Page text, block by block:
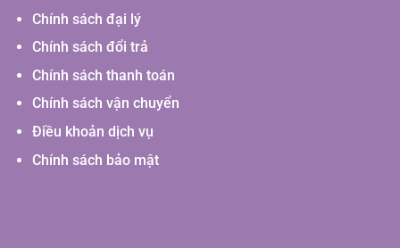
Chính sách đại lý
Chính sách đổi trả
Chính sách thanh toán
Chính sách vận chuyển
Điều khoản dịch vụ
Chính sách bảo mật